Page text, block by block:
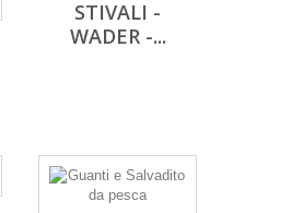
STIVALI -
WADER -...